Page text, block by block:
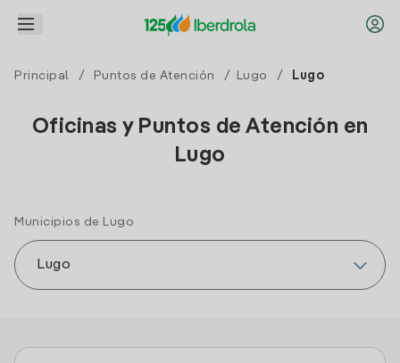
Principal / Puntos de Atención / Lugo / Lugo
Oficinas y Puntos de Atención en
Lugo
Municipios de Lugo